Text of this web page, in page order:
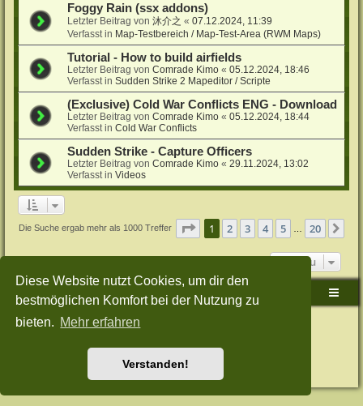
Diese Website nutzt Cookies, um dir den
bestmöglichen Komfort bei der Nutzung zu
bieten. Mehr erfahren
Verstanden!
Foggy Rain (ssx addons)
Letzter Beitrag von沐介之 «07.12.2024, 11:39
Verfasst in Map-Testbereich / Map-Test-Area (RWM Maps)
Tutorial - How to build airfields
Letzter Beitrag vonComrade Kimo «05.12.2024, 18:46
Verfasst inSudden Strike 2 Mapeditor / Scripte
(Exclusive) Cold War Conflicts ENG - Download
Letzter Beitrag vonComrade Kimo «05.12.2024, 18:44
Verfasst inCold War Conflicts
Sudden Strike - Capture Officers
Letzter Beitrag vonComrade Kimo «29.11.2024, 13:02
Verfasst inVideos
Die Suche ergab mehr als 1000 Treffer Seite 1von 20
1 2 3 4 5 20
Gehe zu
Sudden-Strike-Maps.de Hauptseite Foren-Übersicht
Powered byphpBB® Forum Software © phpBB Limited
Style: Green-Style-Split by Joyce&LunaphpBB-Style-Design
Nutzungsbedingungen